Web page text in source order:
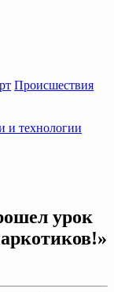
Происшествия
и технологии
урок